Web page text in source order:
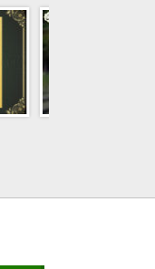
nişanı